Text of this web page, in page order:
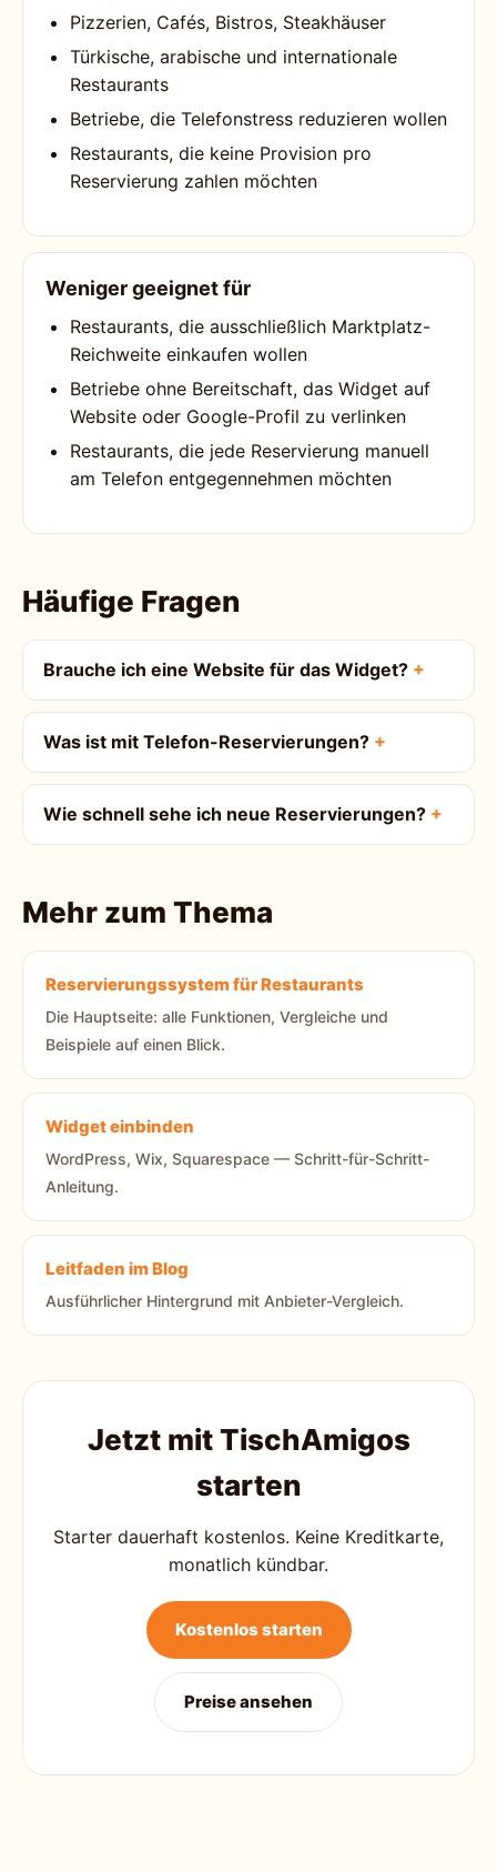
Pizzerien, Cafés, Bistros, Steakhäuser
Türkische, arabische und internationale
Restaurants
Betriebe, die Telefonstress reduzieren wollen
Restaurants, die keine Provision pro
Reservierung zahlen möchten
Weniger geeignet für
Restaurants, die ausschließlich Marktplatz-
Reichweite einkaufen wollen
Betriebe ohne Bereitschaft, das Widget auf
Website oder Google-Profil zu verlinken
Restaurants, die jede Reservierung manuell
am Telefon entgegennehmen möchten
Häufige Fragen
Brauche ich eine Website für das Widget?
Was ist mit Telefon-Reservierungen?
Wie schnell sehe ich neue Reservierungen?
Mehr zum Thema
Reservierungssystem für Restaurants
Die Hauptseite: alle Funktionen, Vergleiche und
Beispiele auf einen Blick.
Widget einbinden
WordPress, Wix, Squarespace — Schritt-für-Schritt-
Anleitung.
Leitfaden im Blog
Ausführlicher Hintergrund mit Anbieter-Vergleich.
Jetzt mit TischAmigos
starten
Starter dauerhaft kostenlos. Keine Kreditkarte,
monatlich kündbar.
Kostenlos starten
Preise ansehen